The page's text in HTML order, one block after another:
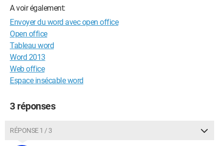
A voir également:
Envoyer du word avec open office
Open office
Tableau word
Word 2013
Web office
Espace insécable word
3 réponses
RÉPONSE 1 / 3